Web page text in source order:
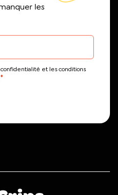
les
et les conditions
*